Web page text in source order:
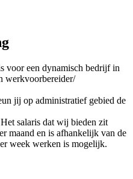
voor een dynamisch bedrijf in
werkvoorbereider/
jij op administratief gebied de
salaris dat wij bieden zit
maand en is afhankelijk van de
week werken is mogelijk.